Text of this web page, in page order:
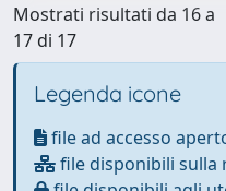
Mostrati risultati da 16 a
17 di 17
Legenda icone
file ad accesso
file disponibili sulla